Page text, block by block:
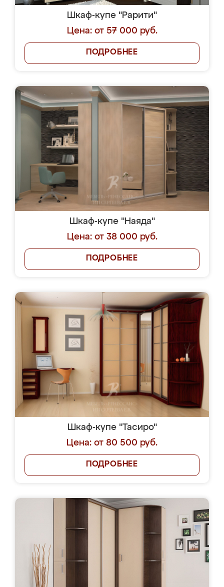
Шкаф-купе "Рарити"
Цена: от 57 000 руб.
ПОДРОБНЕЕ
Шкаф-купе "Наяда"
Цена: от 38 000 руб.
ПОДРОБНЕЕ
Шкаф-купе "Тасиро"
Цена: от 80 500 руб.
ПОДРОБНЕЕ